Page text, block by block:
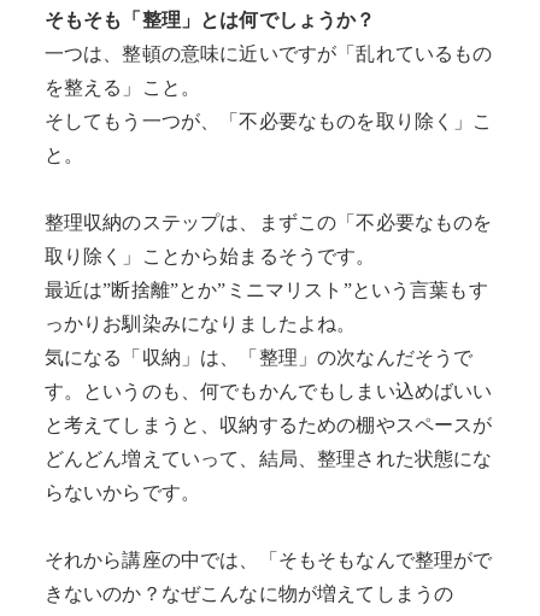
そもそも「整理」とは何でしょうか？
一つは、整頓の意味に近いですが「乱れているもの
を整える」こと。
そしてもう一つが、「不必要なものを取り除く」こ
と。
整理収納のステップは、まずこの「不必要なものを
取り除く」ことから始まるそうです。
最近は”断捨離”とか”ミニマリスト”という言葉もす
っかりお馴染みになりましたよね。
気になる「収納」は、「整理」の次なんだそうで
す。というのも、何でもかんでもしまい込めばいい
と考えてしまうと、収納するための棚やスペースが
どんどん増えていって、結局、整理された状態にな
らないからです。
それから講座の中では、「そもそもなんで整理がで
きないのか？なぜこんなに物が増えてしまうの